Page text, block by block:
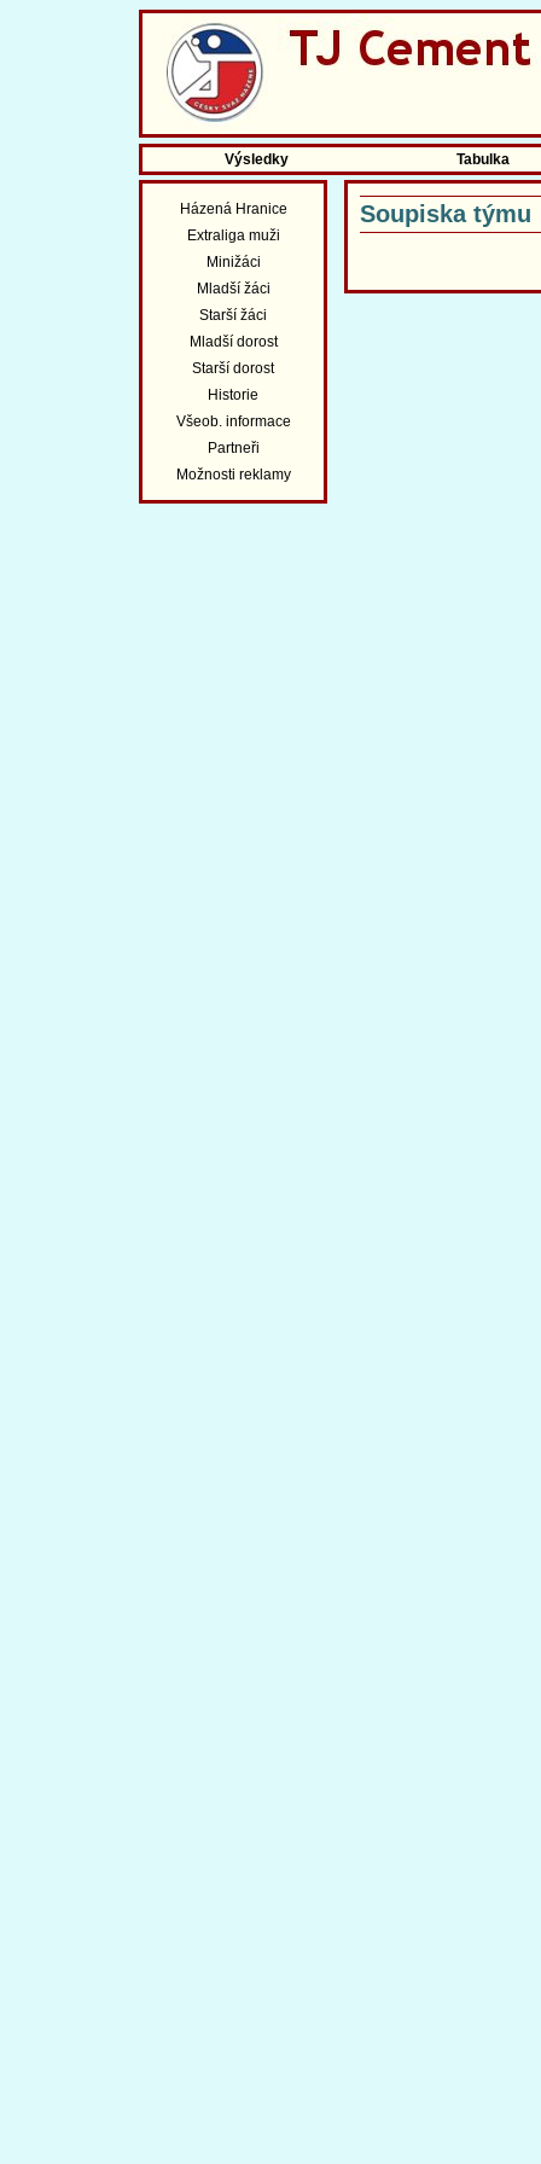
Výsledky Tabulka
Házená Hranice
Extraliga muži
Minižáci
Mladší žáci
Starší žáci
Mladší dorost
Starší dorost
Historie
Všeob. informace
Partneři
Možnosti reklamy
Soupiska týmu